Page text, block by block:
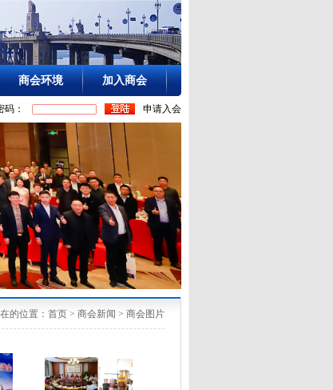
商会环境 加入商会
码： 申请入会
的位置： 首页> 商会新闻 > 商会图片